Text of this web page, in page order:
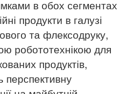
в обох сегментах
продукти в галузі
та флексодруку,
робототехнікою для
продуктів,
перспективну